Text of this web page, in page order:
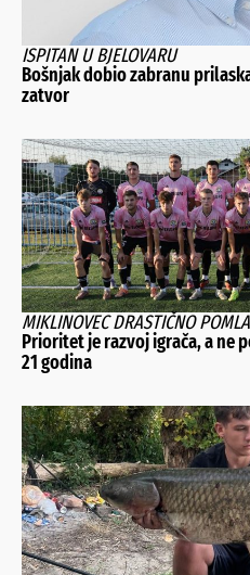
ISPITAN U BJELOVARU
Bošnjak dobio zabranu
zatvor
MIKLINOVEC DRASTIČNO
Prioritet je razvoj igrača, a ne
21 godina